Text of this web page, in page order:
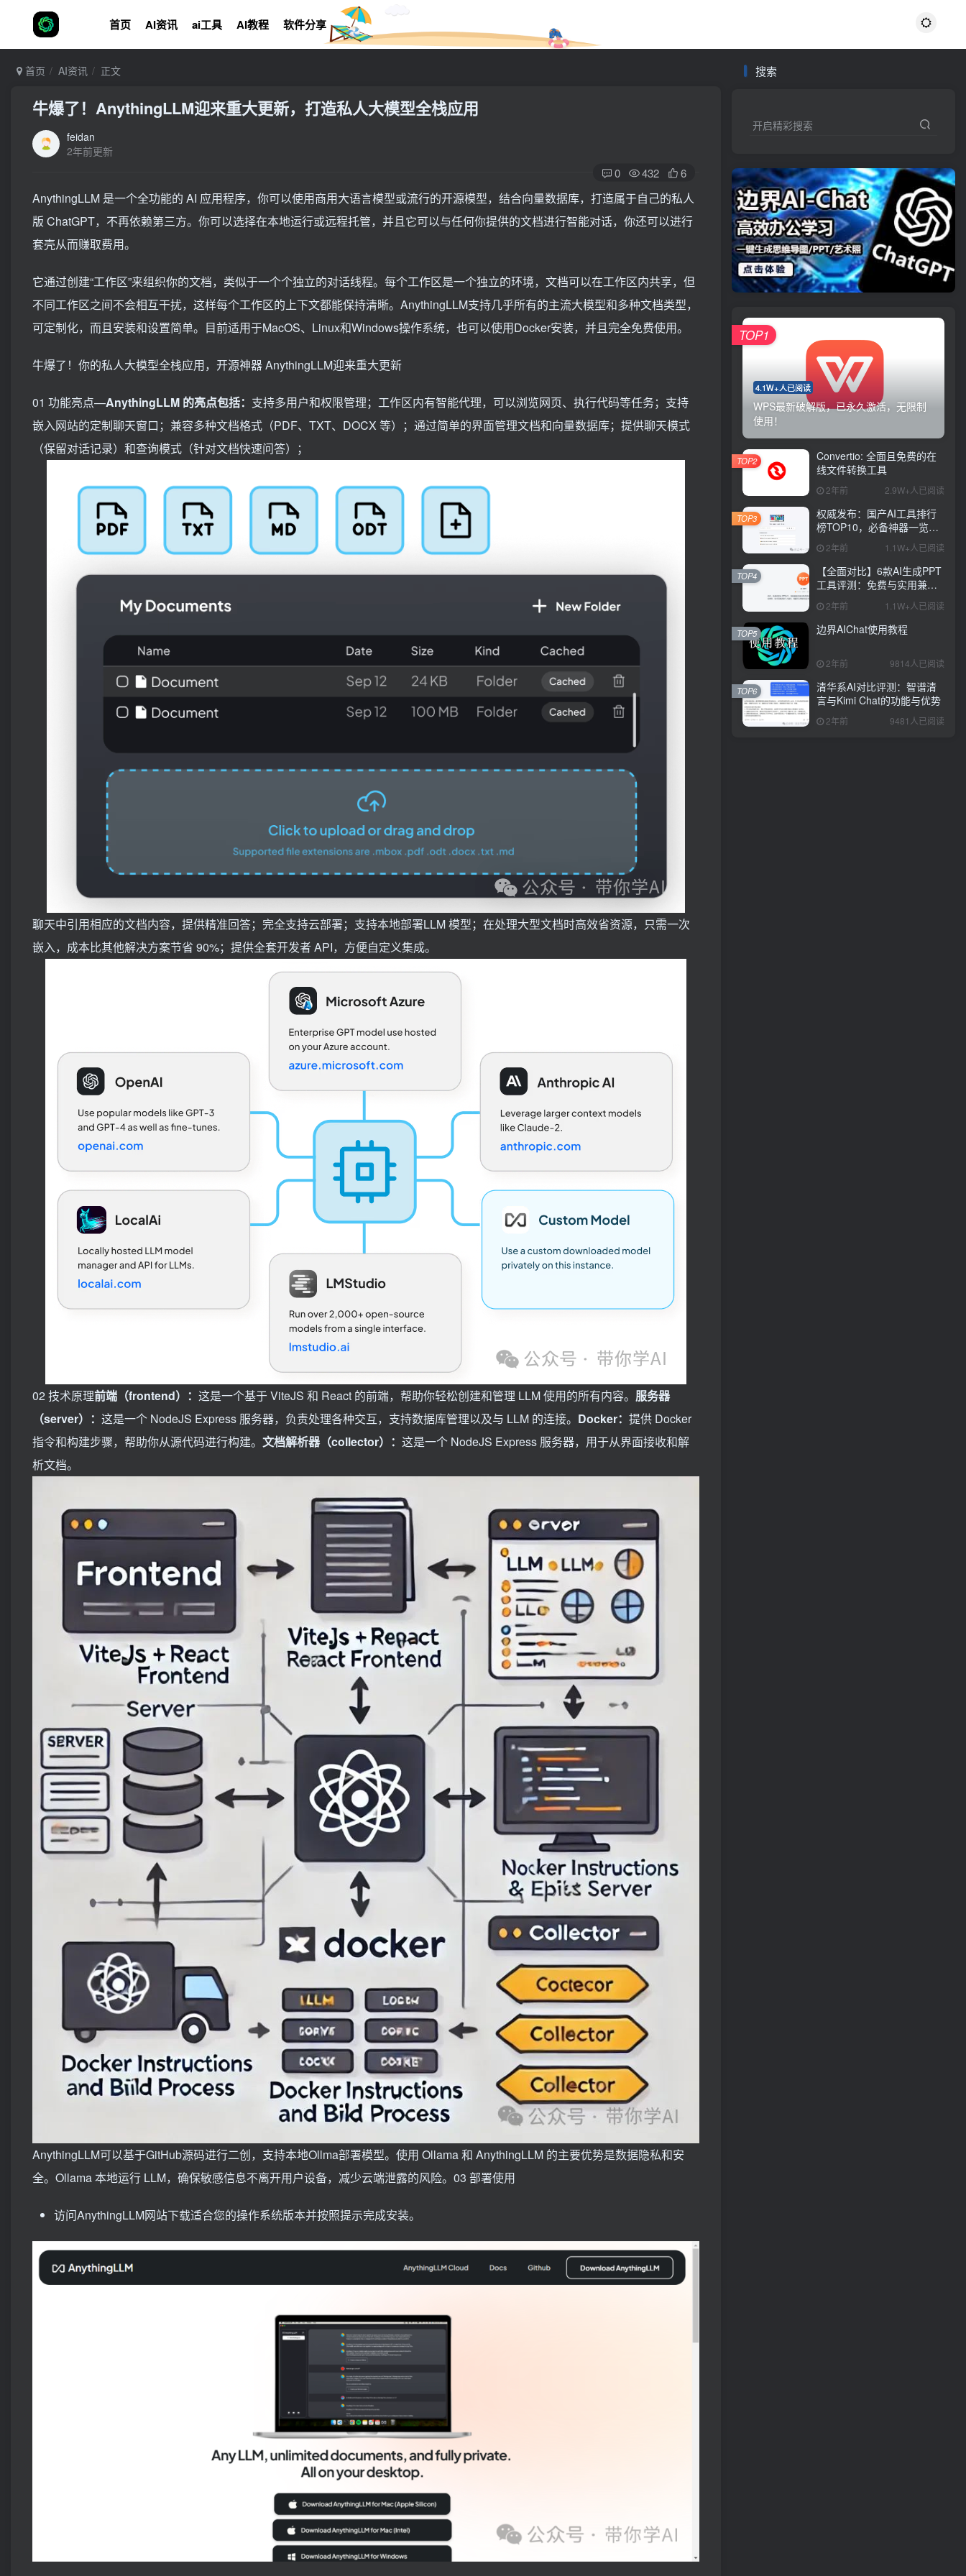
首页 AI资讯 ai工具 AI教程 软件分享
首页 AI资讯 正文
牛爆了！AnythingLLM迎来重大更新，打造私人大模型全栈应用
feidan
2年前更新
0 432 6
AnythingLLM 是一个全功能的 AI 应用程序，你可以使用商用大语言模型或流行的开源模型，结合向量数据库，打造属于自己的私人
版 ChatGPT，不再依赖第三方。你可以选择在本地运行或远程托管，并且它可以与任何你提供的文档进行智能对话，你还可以进行
套壳从而赚取费用。
它通过创建“工作区”来组织你的文档，类似于一个个独立的对话线程。每个工作区是一个独立的环境，文档可以在工作区内共享，但
不同工作区之间不会相互干扰，这样每个工作区的上下文都能保持清晰。AnythingLLM支持几乎所有的主流大模型和多种文档类型，
可定制化，而且安装和设置简单。目前适用于MacOS、Linux和Windows操作系统，也可以使用Docker安装，并且完全免费使用。
牛爆了！你的私人大模型全栈应用，开源神器 AnythingLLM迎来重大更新
01 功能亮点—AnythingLLM 的亮点包括： 支持多用户和权限管理；工作区内有智能代理，可以浏览网页、执行代码等任务；支持
嵌入网站的定制聊天窗口；兼容多种文档格式（PDF、TXT、DOCX 等）；通过简单的界面管理文档和向量数据库；提供聊天模式
（保留对话记录）和查询模式（针对文档快速问答）；
聊天中引用相应的文档内容，提供精准回答；完全支持云部署；支持本地部署LLM 模型；在处理大型文档时高效省资源，只需一次
嵌入，成本比其他解决方案节省 90%；提供全套开发者 API，方便自定义集成。
02 技术原理前端（frontend）： 这是一个基于 ViteJS 和 React 的前端，帮助你轻松创建和管理 LLM 使用的所有内容。 服务器
（server）： 这是一个 NodeJS Express 服务器，负责处理各种交互，支持数据库管理以及与 LLM 的连接。 Docker： 提供 Docker
指令和构建步骤，帮助你从源代码进行构建。 文档解析器（collector）： 这是一个 NodeJS Express 服务器，用于从界面接收和解
析文档。
AnythingLLM可以基于GitHub源码进行二创，支持本地Ollma部署模型。使用 Ollama 和 AnythingLLM 的主要优势是数据隐私和安
全。Ollama 本地运行 LLM，确保敏感信息不离开用户设备，减少云端泄露的风险。03 部署使用
访问AnythingLLM网站下载适合您的操作系统版本并按照提示完成安装。
搜索
开启精彩搜索
4.1W+人已阅读
WPS最新破解版，已永久激活，无限制
使用！
TOP1
Convertio: 全面且免费的在
线文件转换工具
2年前 2.9W+人已阅读
TOP2
权威发布：国产AI工具排行
榜TOP10，必备神器一览无
2年前 1.1W+人已阅读
TOP3
【全面对比】6款AI生成PPT
工具评测：免费与实用兼
具，哪款更胜一筹？
2年前 1.1W+人已阅读
TOP4
边界AIChat使用教程
2年前 9814人已阅读
TOP5
清华系AI对比评测：智谱清
言与Kimi Chat的功能与优势
2年前 9481人已阅读
TOP6